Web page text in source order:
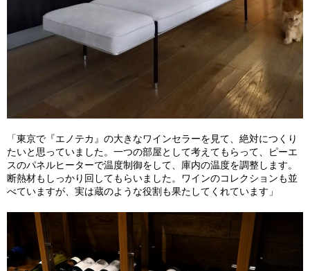
「東京で『エノテカ』の大きなワインセラーを見て、絶対につくり
たいと思っていました。一つの部屋として考えてもらって、ピーエ
スのパネルヒーターで温度制御をして、庫内の温度を調整します。
断熱材もしっかり回してもらいました。ワインのコレクションも並
べていますが、実は蔵のような役割も果たしてくれています」